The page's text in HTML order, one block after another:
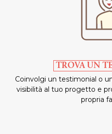
TROVA UN
Coinvolgi un testimonial o
visibilità al tuo progetto e
propria